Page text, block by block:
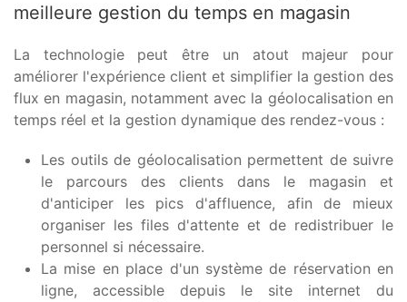
meilleure gestion du temps en magasin
La technologie peut être un atout majeur pour
améliorer l'expérience client et simplifier la gestion des
flux en magasin, notamment avec la géolocalisation en
temps réel et la gestion dynamique des rendez-vous :
Les outils de géolocalisation permettent de suivre
le parcours des clients dans le magasin et
d'anticiper les pics d'affluence, afin de mieux
organiser les files d'attente et de redistribuer le
personnel si nécessaire.
La mise en place d'un système de réservation en
ligne, accessible depuis le site internet du